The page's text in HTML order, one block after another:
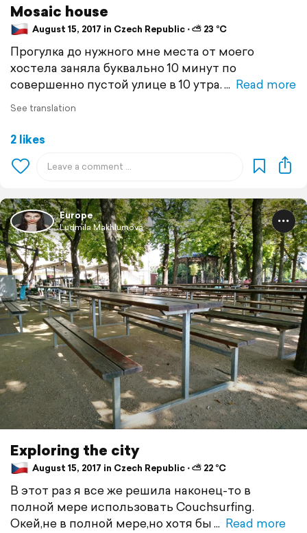
Mosaic house
August 15, 2017 in Czech Republic ⋅ ⛅ 23 °C
Прогулка до нужного мне места от моего
хостела заняла буквально 10 минут по
совершенно пустой улице в 10 утра.
Read more
See translation
2 likes
Europe
Ludmila Makhlumova
Exploring the city
August 15, 2017 in Czech Republic ⋅ ⛅ 22 °C
В этот раз я все же решила наконец-то в
полной мере использовать Couchsurfing.
Окей,не в полной мере,но хотя бы
Read more